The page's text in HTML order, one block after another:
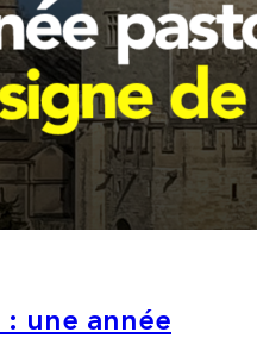
: une année